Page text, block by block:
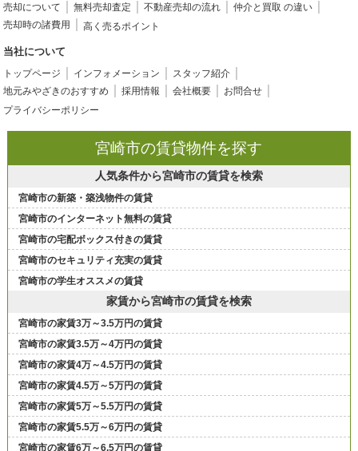
売却について 無料売却査定 不動産売却の流れ
仲介と買取 の違い
売却時の諸費用
高く売るポイント
当社について
トップページ インフォメーション
スタッフ紹介
地元みやざきのおすすめ
採用情報 会社概要
お問合せ
プライバシーポリシー
宮崎市の賃貸物件を探す
人気条件から宮崎市の賃貸を検索
宮崎市の新築・築浅物件の賃貸
宮崎市のインターネット無料の賃貸
宮崎市の宅配ボックス付きの賃貸
宮崎市のセキュリティ充実の賃貸
宮崎市の学生オススメの賃貸
家賃から宮崎市の賃貸を検索
宮崎市の家賃3万～3.5万円の賃貸
宮崎市の家賃3.5万～4万円の賃貸
宮崎市の家賃4万～4.5万円の賃貸
宮崎市の家賃4.5万～5万円の賃貸
宮崎市の家賃5万～5.5万円の賃貸
宮崎市の家賃5.5万～6万円の賃貸
宮崎市の家賃6万～6.5万円の賃貸